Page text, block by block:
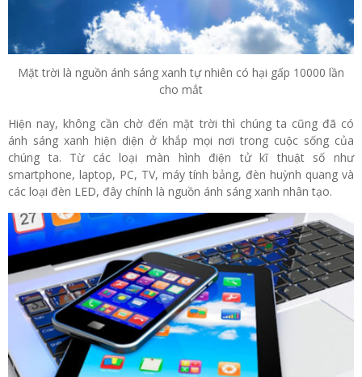
Mặt trời là nguồn ánh sáng xanh tự nhiên có hại gấp 10000 lần
cho mắt
Hiện nay, không cần chờ đến mặt trời thì chúng ta cũng đã có
ánh sáng xanh hiện diện ở khắp mọi nơi trong cuộc sống của
chúng ta. Từ các loại màn hình điện tử kĩ thuật số như
smartphone, laptop, PC, TV, máy tính bảng, đèn huỳnh quang và
các loại đèn LED, đây chính là nguồn ánh sáng xanh nhân tạo.